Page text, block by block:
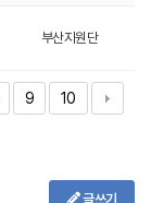
부산지원단
9 10
글쓰기